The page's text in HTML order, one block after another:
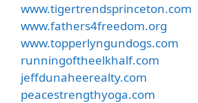
www.tigertrendsprinceton.com
www.fathers4freedom.org
www.topperlyngundogs.com
runningoftheelkhalf.com
jeffdunaheerealty.com
peacestrengthyoga.com